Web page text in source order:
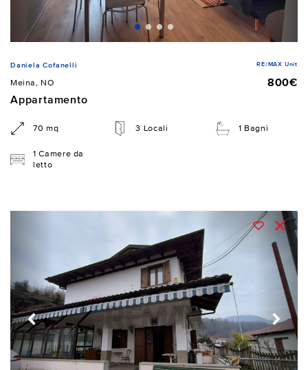
Daniela Cofanelli RE/MAX Unit
Meina, NO
800€
Appartamento
70 mq 3 Locali 1 Bagni
1 Camere da
letto